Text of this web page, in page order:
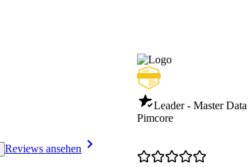
Reviews ansehen
Leader - Master
Pimcore